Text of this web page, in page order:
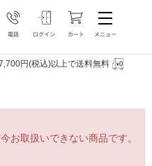
円(税込)以上で送料無料
お取扱いできない商品です。